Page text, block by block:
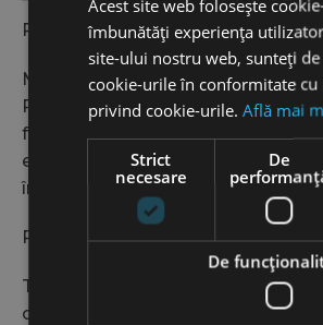
Rezervare online ușoară
Multe agenții de închiriere,
Rent, oferă platforme de rezervare
facilitând clienților alegerea,
efectuarea online a plății,
închiriere.
Preturi mici pentru inchiriere auto
Tarifele de închiriere de la Jacob
competitive, oferind clienților o
Acest site web folosește
îmbunătăți experiența
site-ului nostru web, sunteți
cookie-urile în conformitate cu
privind cookie-urile. Află mai
Strict
necesare
De
De